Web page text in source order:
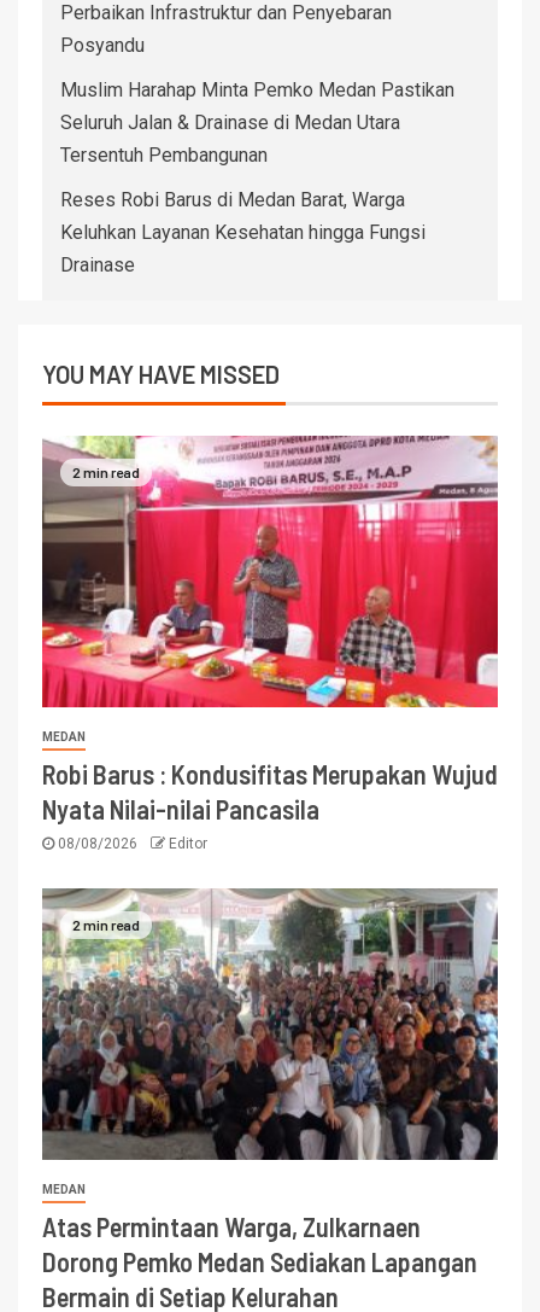
Perbaikan Infrastruktur dan Penyebaran
Posyandu
Muslim Harahap Minta Pemko Medan Pastikan
Seluruh Jalan & Drainase di Medan Utara
Tersentuh Pembangunan
Reses Robi Barus di Medan Barat, Warga
Keluhkan Layanan Kesehatan hingga Fungsi
Drainase
YOU MAY HAVE MISSED
2 min read
MEDAN
Robi Barus : Kondusifitas Merupakan Wujud
Nyata Nilai-nilai Pancasila
08/08/2026 Editor
2 min read
MEDAN
Atas Permintaan Warga, Zulkarnaen
Dorong Pemko Medan Sediakan Lapangan
Bermain di Setiap Kelurahan